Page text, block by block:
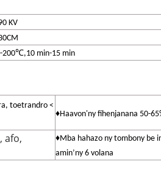
KV
200℃,10 min-15 min
toetrandro <
♦Haavon'ny fihenjanana 50-
afo,
♦Mba hahazo ny tombony be
amin’ny 6 volana